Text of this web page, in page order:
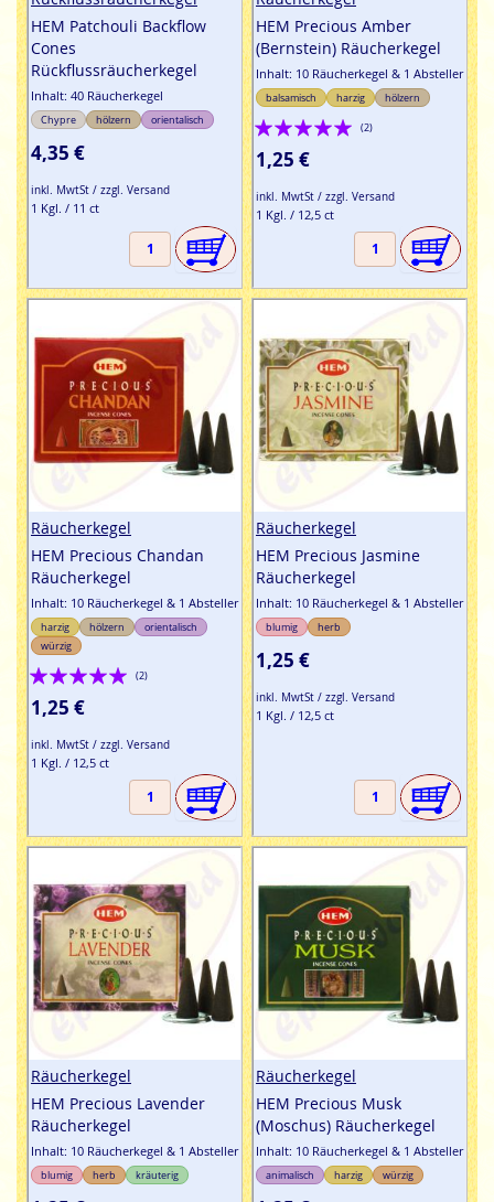
HEM Patchouli Backflow
Cones
Rückflussräucherkegel
Inhalt: 40 Räucherkegel
Chypre hölzern orientalisch
4,35 €
inkl. MwtSt / zzgl. Versand
1 Kgl. / 11 ct
HEM Precious Amber
(Bernstein) Räucherkegel
Inhalt: 10 Räucherkegel & 1 Absteller
balsamisch harzig hölzern
Bewertung:
100%
(2)
1,25 €
inkl. MwtSt / zzgl. Versand
1 Kgl. / 12,5 ct
Räucherkegel
HEM Precious Chandan
Räucherkegel
Inhalt: 10 Räucherkegel & 1 Absteller
harzig hölzern
orientalisch
würzig
Bewertung:
100%
(2)
1,25 €
inkl. MwtSt / zzgl. Versand
1 Kgl. / 12,5 ct
Räucherkegel
HEM Precious Jasmine
Räucherkegel
Inhalt: 10 Räucherkegel & 1 Absteller
blumig herb
1,25 €
inkl. MwtSt / zzgl. Versand
1 Kgl. / 12,5 ct
Räucherkegel
HEM Precious Lavender
Räucherkegel
Inhalt: 10 Räucherkegel & 1 Absteller
blumig herb kräuterig
Räucherkegel
HEM Precious Musk
(Moschus) Räucherkegel
Inhalt: 10 Räucherkegel & 1 Absteller
animalisch harzig würzig